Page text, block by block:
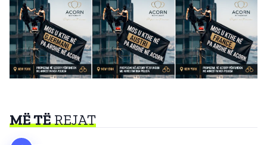
MË TËREJAT